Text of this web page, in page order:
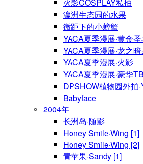
火影COSPLAY私拍
瀛洲生态园的水果
微距下的小螃蟹
YACA夏季漫展·黄金
YACA夏季漫展·龙之
YACA夏季漫展·火影
YACA夏季漫展·豪华
DPSHOW植物园外拍
Babyface
2004年
长洲岛·随影
Honey Smile·Wing [1]
Honey Smile·Wing [2]
青苹果·Sandy [1]